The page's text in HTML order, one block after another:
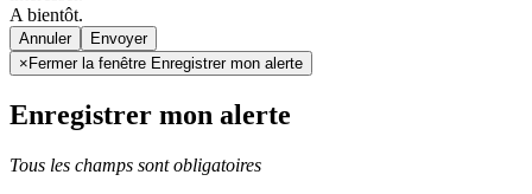
A bientôt.
Annuler
× Fermer la fenêtre Enregistrer mon alerte
Enregistrer mon alerte
Tous les champs sont obligatoires